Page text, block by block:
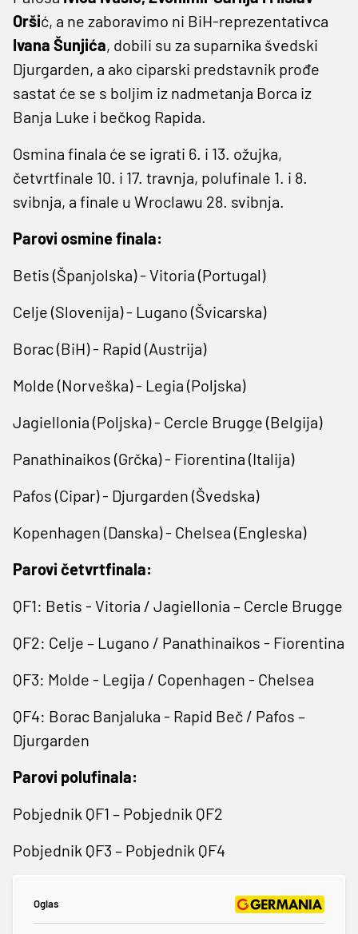
Oršić, a ne zaboravimo ni BiH-reprezentativca
Ivana Šunjića, dobili su za suparnika švedski
Djurgarden, a ako ciparski predstavnik prođe
sastat će se s boljim iz nadmetanja Borca iz
Banja Luke i bečkog Rapida.
Osmina finala će se igrati 6. i 13. ožujka,
četvrtfinale 10. i 17. travnja, polufinale 1. i 8.
svibnja, a finale u Wroclawu 28. svibnja.
Parovi osmine finala:
Betis (Španjolska) - Vitoria (Portugal)
Celje (Slovenija) - Lugano (Švicarska)
Borac (BiH) - Rapid (Austrija)
Molde (Norveška) - Legia (Poljska)
Jagiellonia (Poljska) - Cercle Brugge (Belgija)
Panathinaikos (Grčka) - Fiorentina (Italija)
Pafos (Cipar) - Djurgarden (Švedska)
Kopenhagen (Danska) - Chelsea (Engleska)
Parovi četvrtfinala:
QF1: Betis - Vitoria / Jagiellonia – Cercle Brugge
QF2: Celje – Lugano / Panathinaikos - Fiorentina
QF3: Molde - Legija / Copenhagen - Chelsea
QF4: Borac Banjaluka - Rapid Beč / Pafos –
Djurgarden
Parovi polufinala:
Pobjednik QF1 – Pobjednik QF2
Pobjednik QF3 – Pobjednik QF4
Oglas